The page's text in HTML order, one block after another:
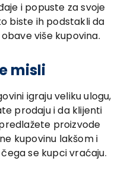
i popuste za svoje
biste ih podstakli da
više kupovina.
misli
igraju veliku ulogu,
prodaju i da klijenti
proizvode
kupovinu lakšom i
se kupci vraćaju.